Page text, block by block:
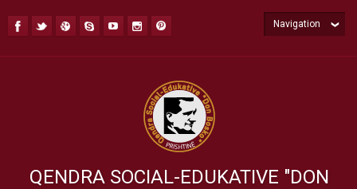
QENDRA SOCIAL-EDUKATIVE "DON
Navigation